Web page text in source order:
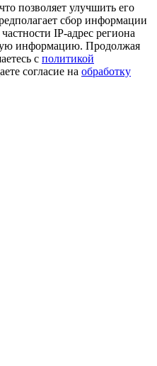
позволяет улучшить его
сбор информации
IP-адрес региона
информацию. Продолжая
с политикой
согласие на обработку